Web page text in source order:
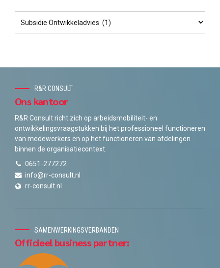
R&R CONSULT
Ons kantoor
R&R Consult richt zich op arbeidsmobiliteit- en
ontwikkelingsvraagstukken bij het professioneel functioneren
van medewerkers en op het functioneren van afdelingen
binnen de organisatiecontext.
0651-277272
info@rr-consult.nl
rr-consult.nl
SAMENWERKINGSVERBANDEN
Officieel business partner: